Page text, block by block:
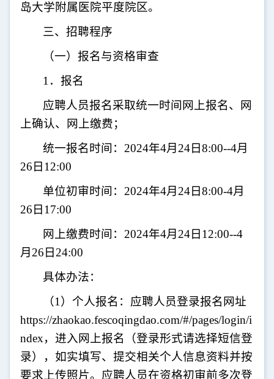
岛大学附属医院平度院区。
三、招聘程序
（一）报名与资格审查
1 ．报名
应聘人员报名采取统一时间网上报名、网
上确认、网上缴费；
统一报名时间： 2024年4月24日8:00--4月
26日12:00
单位初审时间： 2024年4月24日8:00-4月
26日17:00
网上缴费时间： 2024年4月24日12:00--4
月26日24:00
具体办法：
（1 ）个人报名：应聘人员登录报名网址
https://zhaokao.fescoqingdao.com/#/pages/login/i
ndex，进入网上报名（登录形式请选择短信登
录），如实填写、提交相关个人信息资料并按
要求上传照片。应聘人员在资格初审前多次登